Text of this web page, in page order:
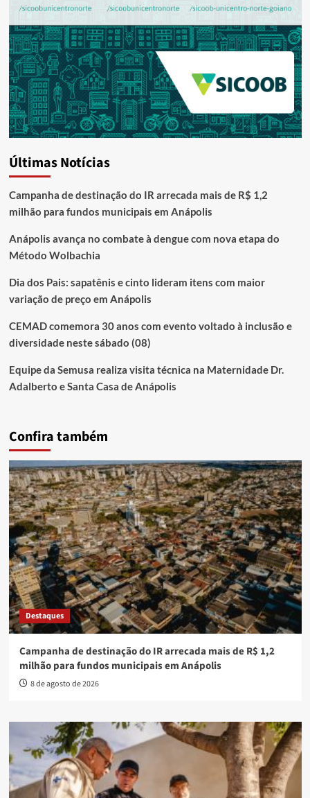
Últimas Notícias
Campanha de destinação do IR arrecada mais de R$ 1,2
milhão para fundos municipais em Anápolis
Anápolis avança no combate à dengue com nova etapa do
Método Wolbachia
Dia dos Pais: sapatênis e cinto lideram itens com maior
variação de preço em Anápolis
CEMAD comemora 30 anos com evento voltado à inclusão e
diversidade neste sábado (08)
Equipe da Semusa realiza visita técnica na Maternidade Dr.
Adalberto e Santa Casa de Anápolis
Confira também
Destaques
Campanha de destinação do IR arrecada mais de R$ 1,2
milhão para fundos municipais em Anápolis
8 de agosto de 2026